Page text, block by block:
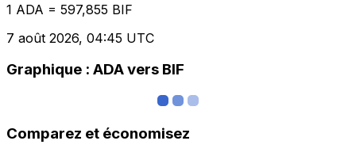
1 ADA = 597,855 BIF
7 août 2026, 04:45 UTC
Graphique : ADA vers BIF
Comparez et économisez